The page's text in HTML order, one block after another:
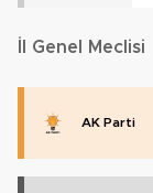
İl Genel Meclisi
AK Parti